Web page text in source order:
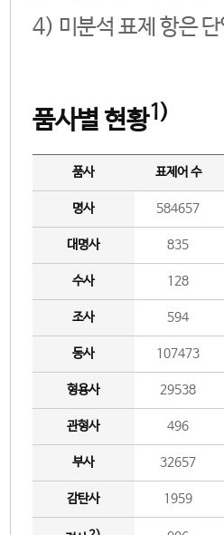
4) 미분석 표제 항은
품사별 현황1)
품사 표제어 수
명사 584657
대명사 835
수사 128
조사 594
동사 107473
형용사 29538
관형사 496
부사 32657
감탄사 1959